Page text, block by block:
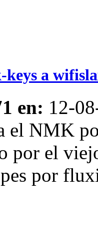
a
en: 12-
el NMK
por el
por